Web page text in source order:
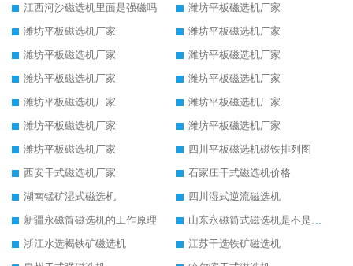
江西河沙磁选机里面是强磁吗
潍坊平板磁选机厂家
潍坊平板磁选机厂家
潍坊平板磁选机厂家
潍坊平板磁选机厂家
潍坊平板磁选机厂家
潍坊平板磁选机厂家
潍坊平板磁选机厂家
潍坊平板磁选机厂家
潍坊平板磁选机厂家
潍坊平板磁选机厂家
潍坊平板磁选机厂家
潍坊平板磁选机厂家
四川平板磁选机磁铁排列图
西安干式磁选机厂家
石家庄干式磁选机价格
湖南锰矿湿式磁选机
四川湿式逆流磁选机
新疆永磁筒磁选机的工作原理
山东永磁筒式磁选机是不是强磁
浙江水选褐铁矿磁选机
江苏干选铁矿磁选机